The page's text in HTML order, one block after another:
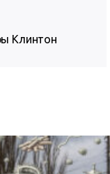
Клинтон